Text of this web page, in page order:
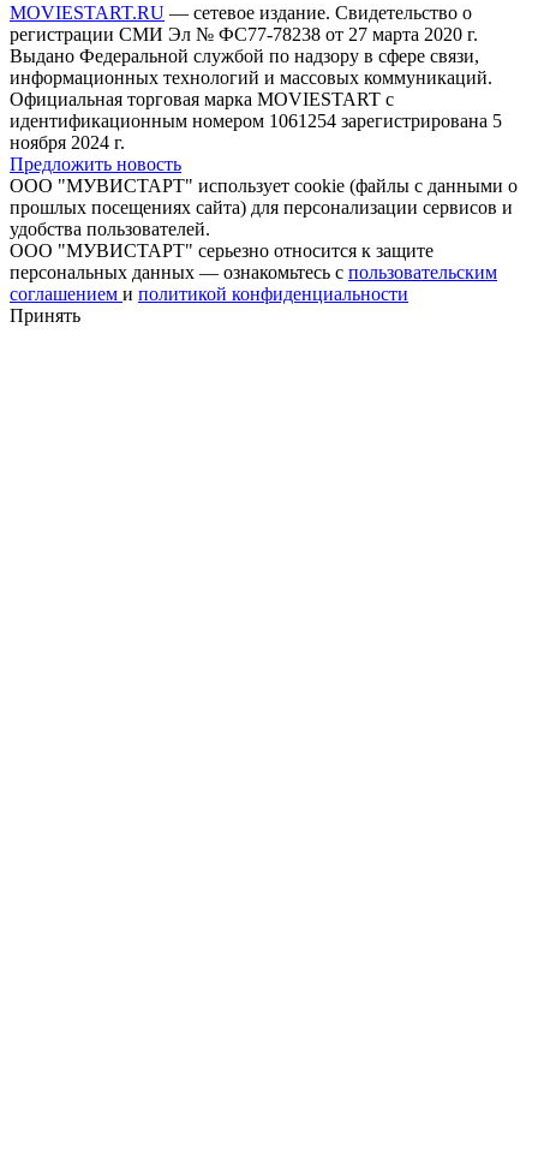
MOVIESTART.RU — сетевое издание. Свидетельство о
регистрации СМИ Эл № ФС77-78238 от 27 марта 2020 г.
Выдано Федеральной службой по надзору в сфере связи,
информационных технологий и массовых коммуникаций.
Официальная торговая марка MOVIESTART с
идентификационным номером 1061254 зарегистрирована 5
ноября 2024 г.
Предложить новость
ООО "МУВИСТАРТ" использует cookie (файлы с данными о
прошлых посещениях сайта) для персонализации сервисов и
удобства пользователей.
ООО "МУВИСТАРТ" серьезно относится к защите
персональных данных — ознакомьтесь с пользовательским
соглашением и политикой конфиденциальности
Принять